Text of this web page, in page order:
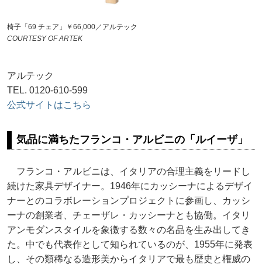
椅子「69 チェア」￥66,000／アルテック
COURTESY OF ARTEK
アルテック
TEL. 0120-610-599
公式サイトはこちら
気品に満ちたフランコ・アルビニの「ルイーザ」
フランコ・アルビニは、イタリアの合理主義をリードし
続けた家具デザイナー。1946年にカッシーナによるデザイ
ナーとのコラボレーションプロジェクトに参画し、カッシ
ーナの創業者、チェーザレ・カッシーナとも協働。イタリ
アンモダンスタイルを象徴する数々の名品を生み出してき
た。中でも代表作として知られているのが、1955年に発表
し、その類稀なる造形美からイタリアで最も歴史と権威の